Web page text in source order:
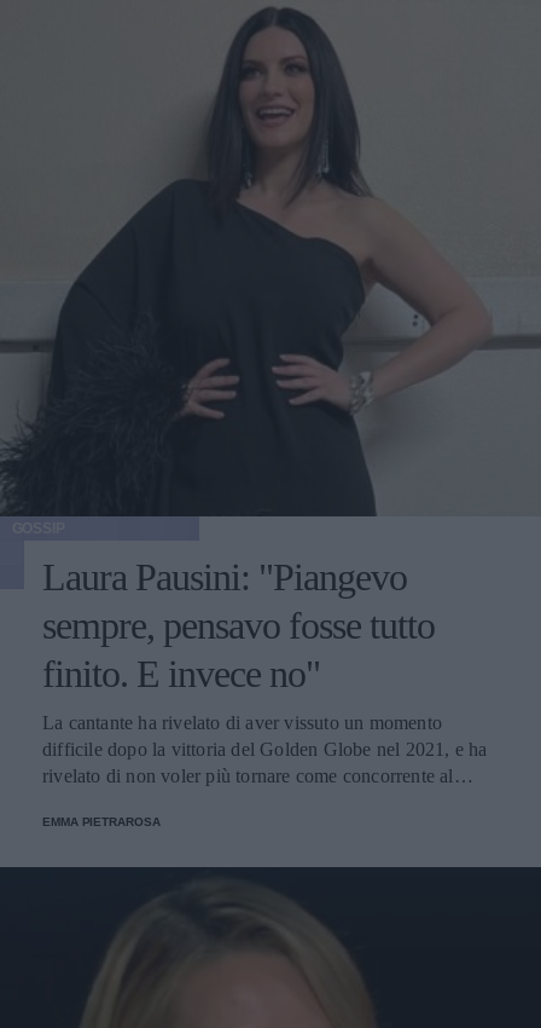
Laura Pausini: "Piangevo
sempre, pensavo fosse tutto
finito. E invece no"
La cantante ha rivelato di aver vissuto un momento
difficile dopo la vittoria del Golden Globe nel 2021, e ha
rivelato di non voler più tornare come concorrente al
EMMA PIETRAROSA